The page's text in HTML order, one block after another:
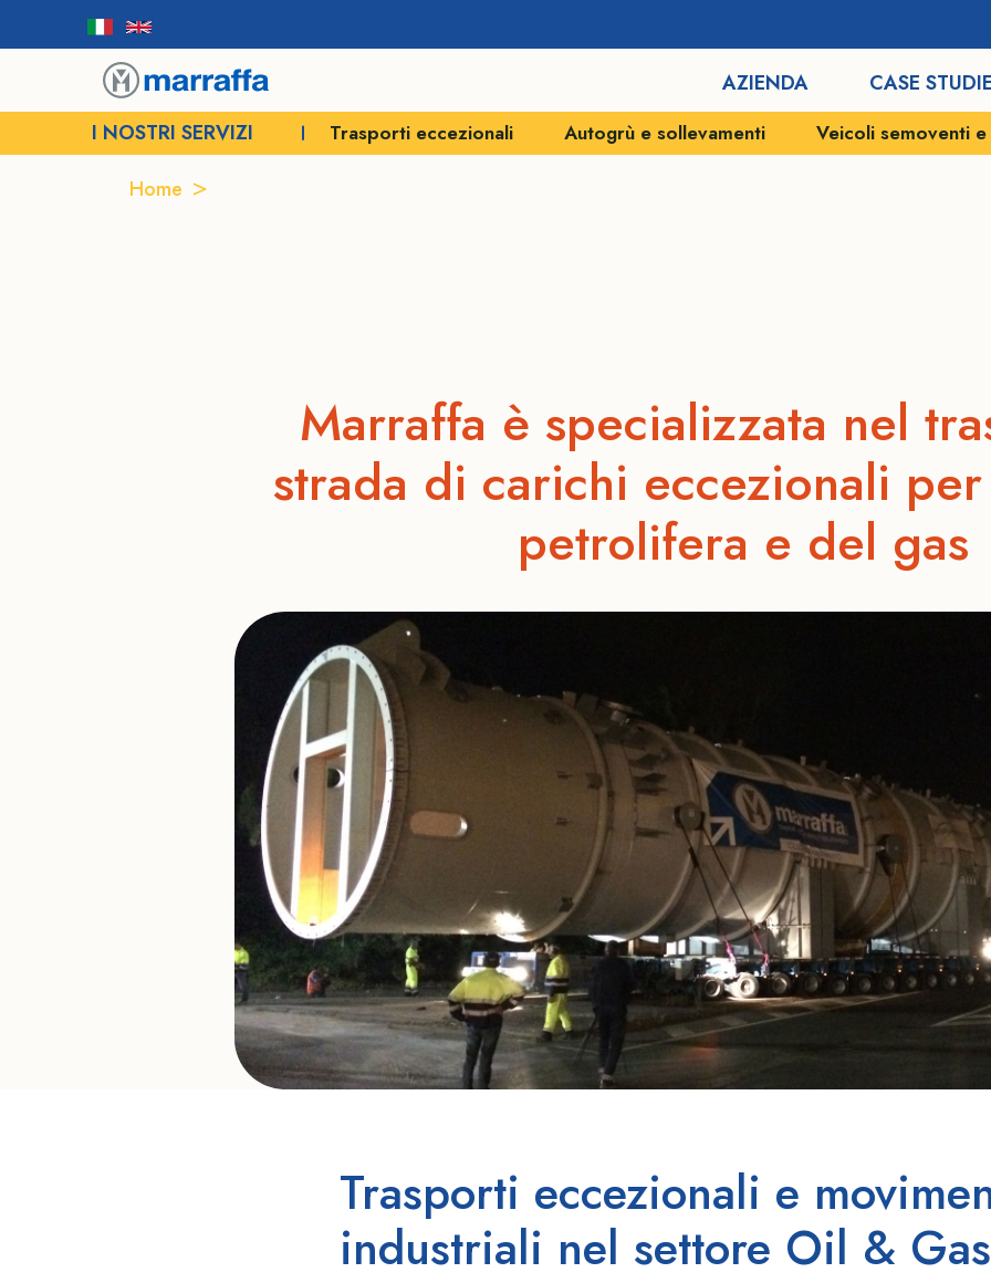
AZIENDA
CASE
I NOSTRI SERVIZI
Trasporti eccezionali Autogrù e sollevamenti Veicoli semoventi e SPMT
Home
Marraffa è specializzata nel
strada di carichi eccezionali per
petrolifera e del gas
Trasporti eccezionali e
industriali nel settore Oil & Gas